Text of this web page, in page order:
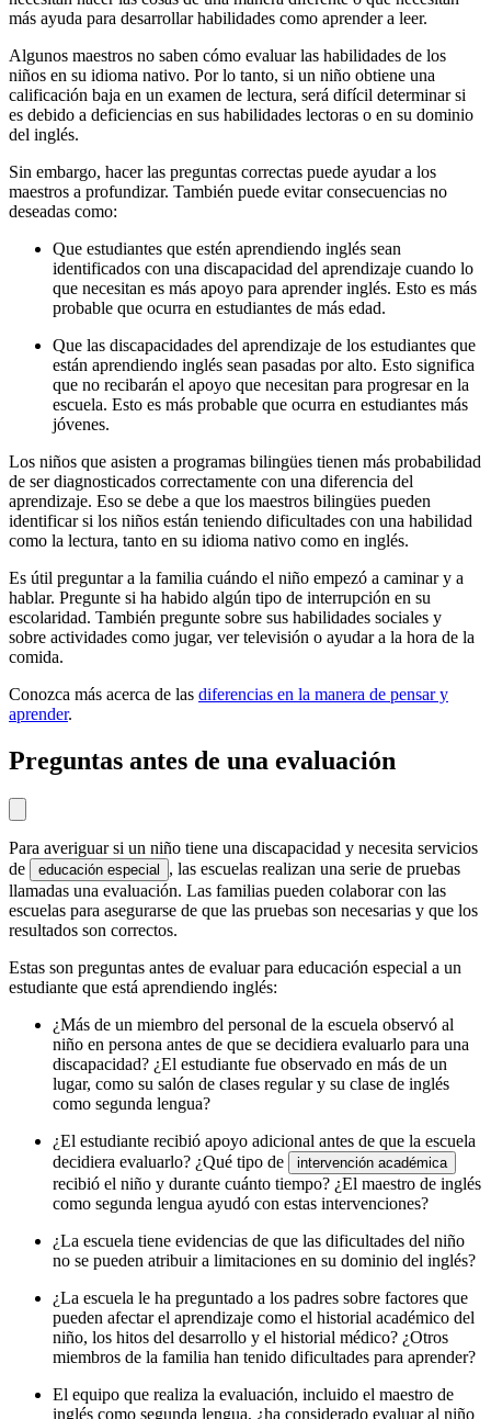
más ayuda para desarrollar habilidades como aprender a leer.
Algunos maestros no saben cómo evaluar las habilidades de los
niños en su idioma nativo. Por lo tanto, si un niño obtiene una
calificación baja en un examen de lectura, será difícil determinar si
es debido a deficiencias en sus habilidades lectoras o en su dominio
del inglés.
Sin embargo, hacer las preguntas correctas puede ayudar a los
maestros a profundizar. También puede evitar consecuencias no
deseadas como:
Que estudiantes que estén aprendiendo inglés sean
identificados con una discapacidad del aprendizaje cuando lo
que necesitan es más apoyo para aprender inglés. Esto es más
probable que ocurra en estudiantes de más edad.
Que las discapacidades del aprendizaje de los estudiantes que
están aprendiendo inglés sean pasadas por alto. Esto significa
que no recibarán el apoyo que necesitan para progresar en la
escuela. Esto es más probable que ocurra en estudiantes más
jóvenes.
Los niños que asisten a programas bilingües tienen más probabilidad
de ser diagnosticados correctamente con una diferencia del
aprendizaje. Eso se debe a que los maestros bilingües pueden
identificar si los niños están teniendo dificultades con una habilidad
como la lectura, tanto en su idioma nativo como en inglés.
Es útil preguntar a la familia cuándo el niño empezó a caminar y a
hablar. Pregunte si ha habido algún tipo de interrupción en su
escolaridad. También pregunte sobre sus habilidades sociales y
sobre actividades como jugar, ver televisión o ayudar a la hora de la
comida.
Conozca más acerca de las diferencias en la manera de pensar y
aprender.
Preguntas antes de una evaluación
Para averiguar si un niño tiene una discapacidad y necesita servicios
de
educación especial
, las escuelas realizan una serie de pruebas
llamadas una evaluación. Las familias pueden colaborar con las
escuelas para asegurarse de que las pruebas son necesarias y que los
resultados son correctos.
Estas son preguntas antes de evaluar para educación especial a un
estudiante que está aprendiendo inglés:
¿Más de un miembro del personal de la escuela observó al
niño en persona antes de que se decidiera evaluarlo para una
discapacidad? ¿El estudiante fue observado en más de un
lugar, como su salón de clases regular y su clase de inglés
como segunda lengua?
¿El estudiante recibió apoyo adicional antes de que la escuela
decidiera evaluarlo? ¿Qué tipo de
intervención académica
recibió el niño y durante cuánto tiempo? ¿El maestro de inglés
como segunda lengua ayudó con estas intervenciones?
¿La escuela tiene evidencias de que las dificultades del niño
no se pueden atribuir a limitaciones en su dominio del inglés?
¿La escuela le ha preguntado a los padres sobre factores que
pueden afectar el aprendizaje como el historial académico del
niño, los hitos del desarrollo y el historial médico? ¿Otros
miembros de la familia han tenido dificultades para aprender?
El equipo que realiza la evaluación, incluido el maestro de
inglés como segunda lengua, ¿ha considerado evaluar al niño